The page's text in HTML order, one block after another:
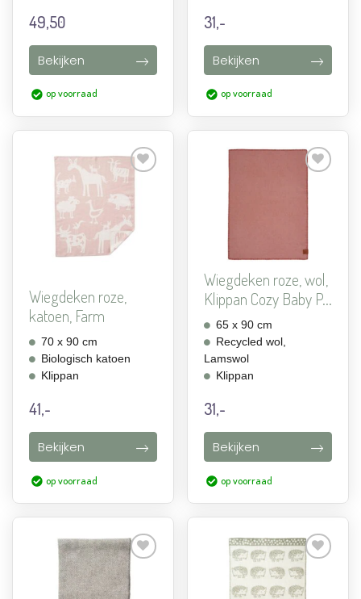
49,50
Bekijken
op voorraad
31,-
Bekijken
op voorraad
Aan
verlanglijst
toevoegen
Wiegdeken roze,
katoen, Farm
70 x 90 cm
Biologisch katoen
Klippan
41,-
Bekijken
op voorraad
toevoegen
Wiegdeken roze, wol,
Klippan Cozy Baby P...
65 x 90 cm
Recycled wol,
Lamswol
Klippan
31,-
Bekijken
op voorraad
Aan
verlanglijst
toevoegen
Aan
verlanglijst
toevoegen